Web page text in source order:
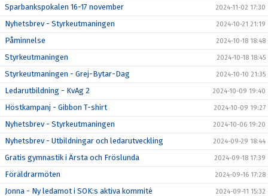
Sparbankspokalen 16-17 november 2024-11-02 17:30
Nyhetsbrev - Styrkeutmaningen 2024-10-21 21:19
Påminnelse 2024-10-18 18:48
Styrkeutmaningen 2024-10-18 18:45
Styrkeutmaningen - Grej-Bytar-Dag 2024-10-10 21:35
Ledarutbildning - KvAg 2 2024-10-09 19:40
Höstkampanj - Gibbon T-shirt 2024-10-09 19:27
Nyhetsbrev - Styrkeutmaningen 2024-10-06 19:20
Nyhetsbrev - Utbildningar och ledarutveckling 2024-09-29 18:44
Gratis gymnastik i Ärsta och Fröslunda 2024-09-18 17:39
Föräldrarmöten 2024-09-16 17:28
Jonna - Ny ledamot i SOK:s aktiva kommité 2024-09-11 15:32